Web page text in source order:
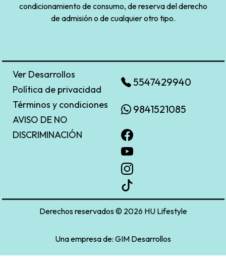
condicionamiento de consumo, de reserva del derecho
de admisión o de cualquier otro tipo.
Ver Desarrollos
Política de privacidad
Términos y condiciones
AVISO DE NO
DISCRIMINACIÓN
5547429940
9841521085
Derechos reservados © 2026 HU Lifestyle
Una empresa de: GIM Desarrollos